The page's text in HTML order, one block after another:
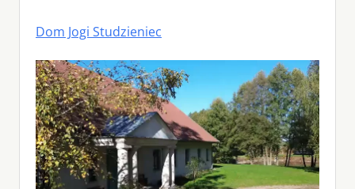
Dom Jogi Studzieniec